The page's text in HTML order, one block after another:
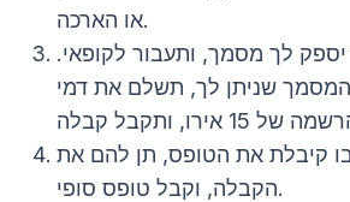
או הארכה.
לך מסמך, ותעבור לקופאי.
שניתן לך, תשלם את דמי
קיבלת את הטופס, תן להם את
הקבלה, וקבל טופס סופי.